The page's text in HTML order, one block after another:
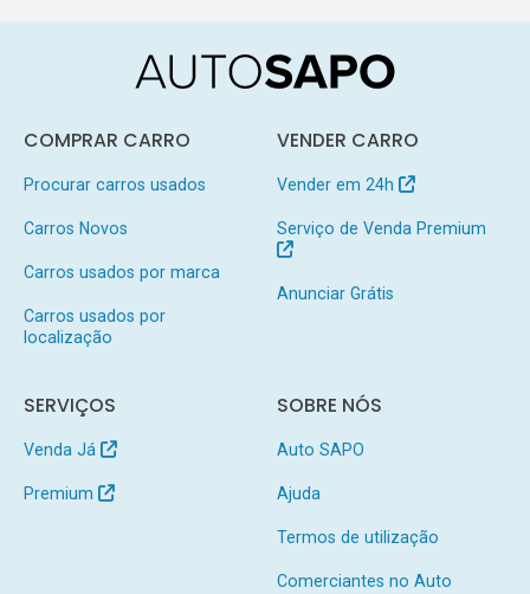
COMPRAR CARRO
Procurar carros usados
Carros Novos
Carros usados por marca
Carros usados por
localização
VENDER CARRO
Vender em 24h
Serviço de Venda Premium
Anunciar Grátis
SERVIÇOS
Venda Já
Premium
SOBRE NÓS
Auto SAPO
Ajuda
Termos de utilização
Comerciantes no Auto